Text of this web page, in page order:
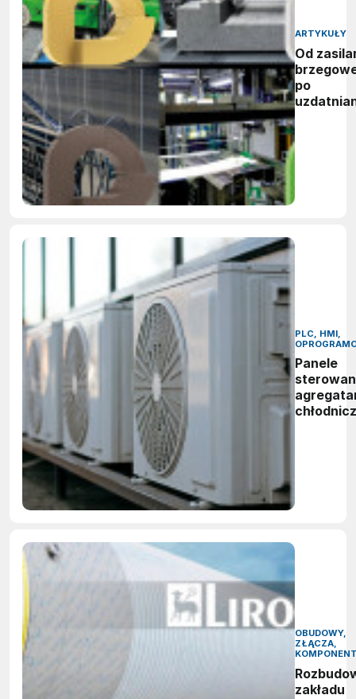
ARTYKUŁY
Od
po
PLC, HMI,
Panele
OBUDOWY,
ZŁĄCZA,
zakładu